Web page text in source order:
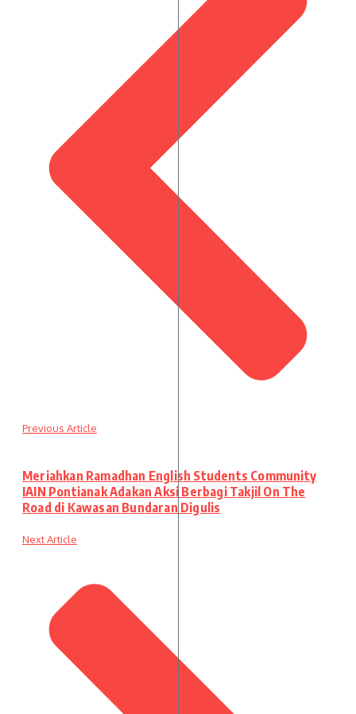
Previous Article
Meriahkan Ramadhan English Students Community
IAIN Pontianak Adakan Aksi Berbagi Takjil On The
Road di Kawasan Bundaran Digulis
Next Article